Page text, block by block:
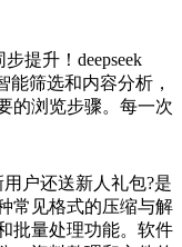
提升！deepseek
能筛选和内容分析，
的浏览步骤。每一次
用户还送新人礼包?是
常见格式的压缩与解
批量处理功能。软件